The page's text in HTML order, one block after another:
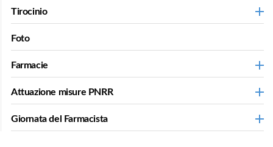
Tirocinio
Foto
Farmacie
Attuazione misure PNRR
Giornata del Farmacista